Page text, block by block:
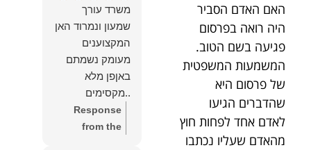
האם האדם הסביר
היה רואה בפרסום
פגיעה בשם הטוב.
המשמעות המשפטית
של פרסום היא
שהדברים הגיעו
לאדם אחד לפחות חוץ
מהאדם שעליו נכתבו
משרד עורך
שמעון ונמרוד האן
המקצוענים
מעומק נשמתם
באןפן מלא
..מקסימים
ונעימים אוזן
קשבת, ונונתנים
Response
from the